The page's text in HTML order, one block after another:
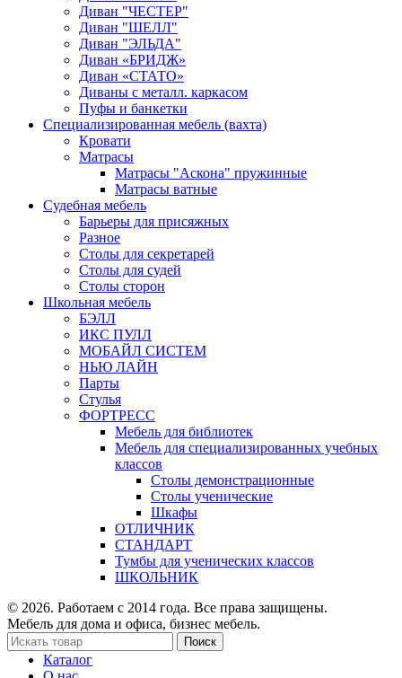
Диван "ЧЕСТЕР"
Диван "ШЕЛЛ"
Диван "ЭЛЬДА"
Диван «БРИДЖ»
Диван «СТАТО»
Диваны с металл. каркасом
Пуфы и банкетки
Специализированная мебель (вахта)
Кровати
Матрасы
Матрасы "Аскона" пружинные
Матрасы ватные
Судебная мебель
Барьеры для присяжных
Разное
Столы для секретарей
Столы для судей
Столы сторон
Школьная мебель
БЭЛЛ
ИКС ПУЛЛ
МОБАЙЛ СИСТЕМ
НЬЮ ЛАЙН
Парты
Стулья
ФОРТРЕСС
Мебель для библиотек
Мебель для специализированных учебных
классов
Столы демонстрационные
Столы ученические
Шкафы
ОТЛИЧНИК
СТАНДАРТ
Тумбы для ученических классов
ШКОЛЬНИК
© 2026. Работаем с 2014 года. Все права защищены.
Мебель для дома и офиса, бизнес мебель.
Поиск
Каталог